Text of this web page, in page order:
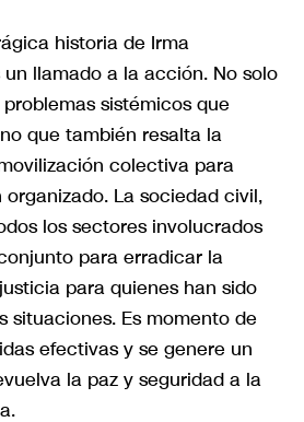
historia de Irma
un llamado a la acción. No solo
sistémicos que
que también resalta la
colectiva para
La sociedad civil,
los sectores involucrados
para erradicar la
para quienes han sido
situaciones. Es momento de
efectivas y se genere un
la paz y seguridad a la